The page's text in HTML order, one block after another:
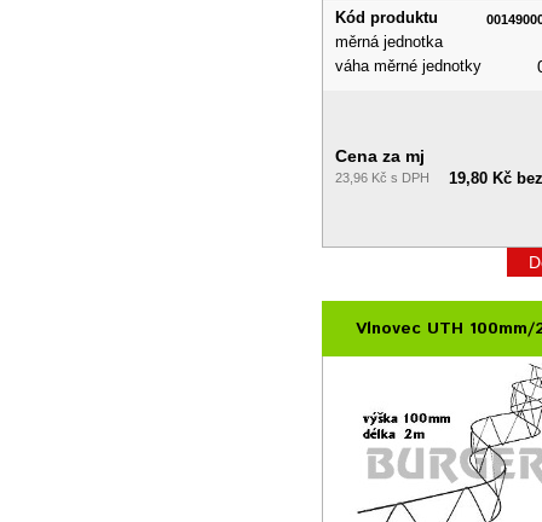
Kód produktu
měrná jednotka
váha měrné jednotky
Cena za mj
23,96 Kč s DPH 19,80 Kč
Vlnovec UTH 100mm/